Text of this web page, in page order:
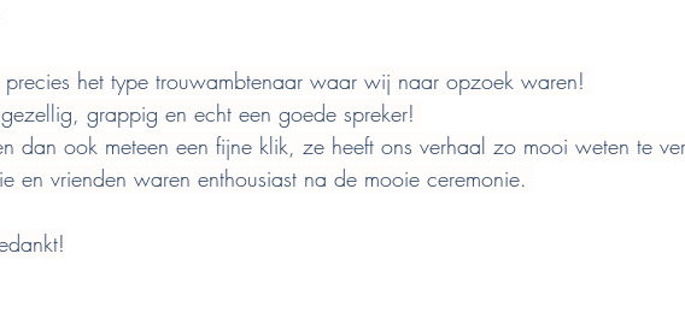
het type trouwambtenaar waar wij naar opzoek waren!
grappig en echt een goede spreker!
dan ook meteen een fijne klik, ze heeft ons verhaal zo mooi weten te
en vrienden waren enthousiast na de mooie ceremonie.